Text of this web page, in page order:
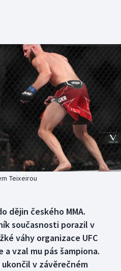
Teixeirou
dějin českého MMA.
současnosti porazil v
váhy organizace UFC
a vzal mu pás šampiona.
v závěrečném